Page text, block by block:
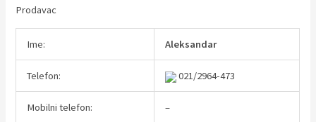
Prodavac
Ime: Aleksandar
Telefon: 021/2964-473
Mobilni telefon: –